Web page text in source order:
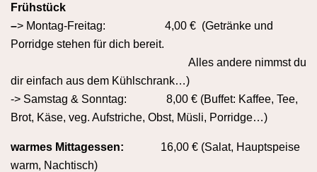
Frühstück
–> Montag-Freitag: 4,00 € (Getränke und
Porridge stehen für dich bereit.
Alles andere nimmst du
dir einfach aus dem Kühlschrank…)
-> Samstag & Sonntag:
8,00 € (Buffet: Kaffee, Tee,
Brot, Käse, veg. Aufstriche, Obst, Müsli, Porridge…)
warmes Mittagessen: 16,00 € (Salat, Hauptspeise
warm, Nachtisch)